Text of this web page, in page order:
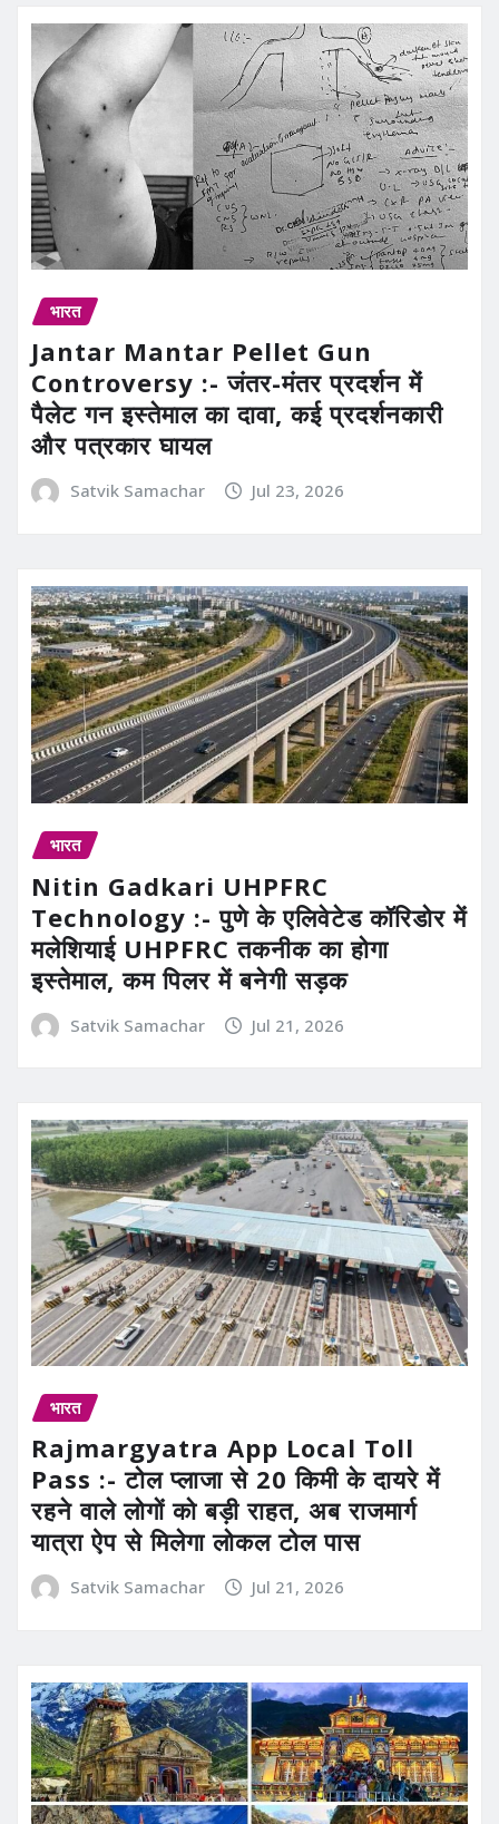
भारत
Jantar Mantar Pellet Gun
Controversy :- जंतर-मंतर प्रदर्शन में
पैलेट गन इस्तेमाल का दावा, कई प्रदर्शनकारी
और पत्रकार घायल
Satvik Samachar Jul 23, 2026
भारत
Nitin Gadkari UHPFRC
Technology :- पुणे के एलिवेटेड कॉरिडोर में
मलेशियाई UHPFRC तकनीक का होगा
इस्तेमाल, कम पिलर में बनेगी सड़क
Satvik Samachar Jul 21, 2026
भारत
Rajmargyatra App Local Toll
Pass :- टोल प्लाजा से 20 किमी के दायरे में
रहने वाले लोगों को बड़ी राहत, अब राजमार्ग
यात्रा ऐप से मिलेगा लोकल टोल पास
Satvik Samachar Jul 21, 2026